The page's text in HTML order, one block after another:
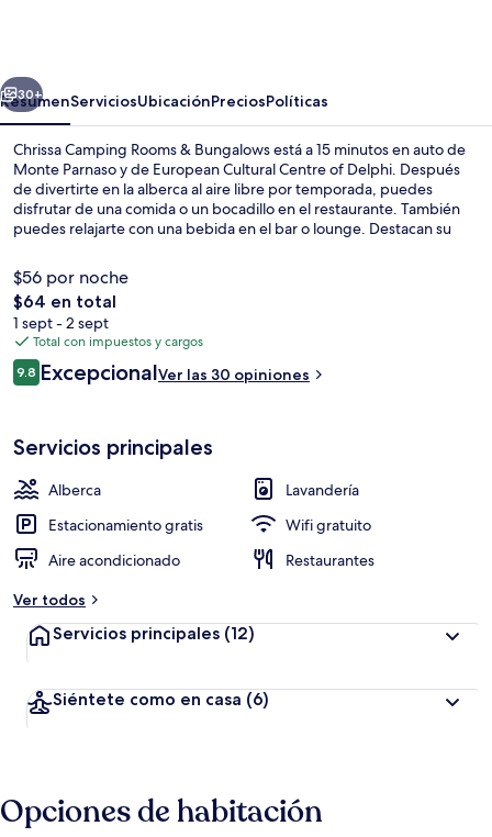
Bungalows
Siguiente
30+
ResumenServiciosUbicaciónPreciosPolíticas
Chrissa Camping Rooms & Bungalows está a 15 minutos en auto de
Monte Parnaso y de European Cultural Centre of Delphi. Después
de divertirte en la alberca al aire libre por temporada, puedes
disfrutar de una comida o un bocadillo en el restaurante. También
puedes relajarte con una bebida en el bar o lounge. Destacan su
$56 por noche
El
precio
total
es
de
$64 en total
1 sept - 2 sept
Total con impuestos y cargos
Opiniones
9.89.8 de 10,
ExcepcionalVer las 30 opiniones
Servicios principales
Alberca
Lavandería
Estacionamiento gratis
Wifi gratuito
Aire acondicionado
Restaurantes
Ver todos
Servicios principales (12)
Siéntete como en casa (6)
Opciones de habitación